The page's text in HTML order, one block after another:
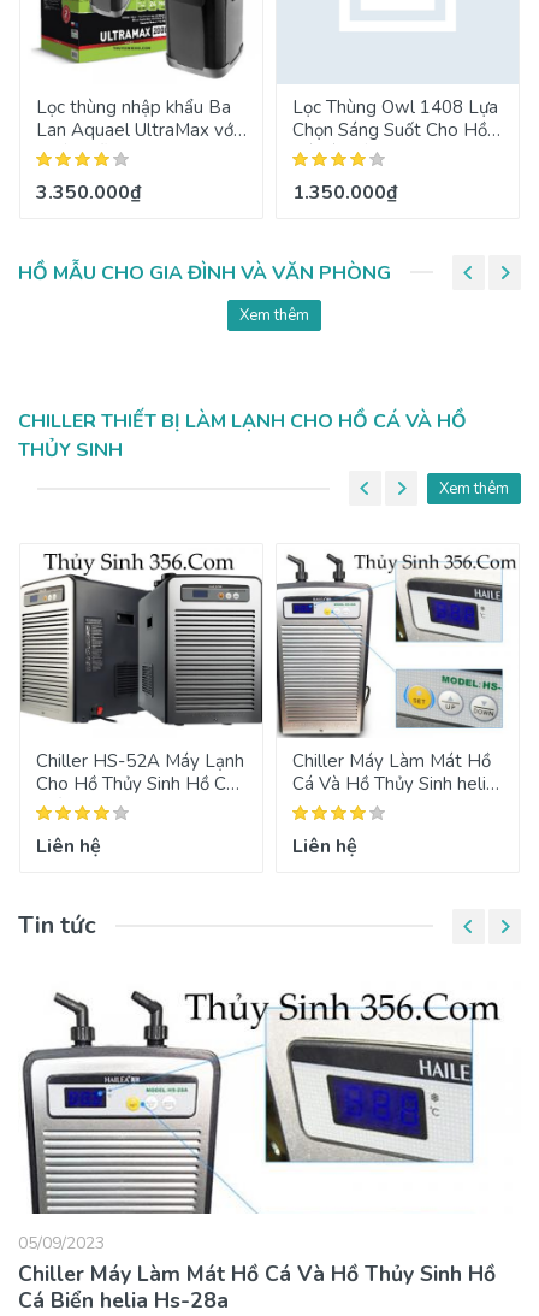
Lọc thùng nhập khẩu Ba
Lan Aquael UltraMax với
nhiều mẫu mã
3.350.000₫
Lọc Thùng Owl 1408 Lựa
Chọn Sáng Suốt Cho Hồ
Cá Và Hồ Thủy Sinh
1.350.000₫
HỒ MẪU CHO GIA ĐÌNH VÀ VĂN PHÒNG
Xem thêm
CHILLER THIẾT BỊ LÀM LẠNH CHO HỒ CÁ VÀ HỒ
THỦY SINH
Xem thêm
Chiller HS-52A Máy Lạnh
Cho Hồ Thủy Sinh Hồ Cá
Biển
Liên hệ
Chiller Máy Làm Mát Hồ
Cá Và Hồ Thủy Sinh helia
Hs-28a
Liên hệ
Tin tức
Chiller Máy Làm Mát Hồ Cá Và Hồ Thủy Sinh Hồ
Cá Biển helia Hs-28a
05/09/2023